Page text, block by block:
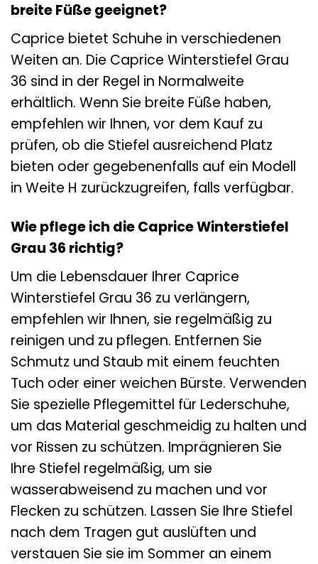
breite Füße geeignet?
Caprice bietet Schuhe in verschiedenen
Weiten an. Die Caprice Winterstiefel Grau
36 sind in der Regel in Normalweite
erhältlich. Wenn Sie breite Füße haben,
empfehlen wir Ihnen, vor dem Kauf zu
prüfen, ob die Stiefel ausreichend Platz
bieten oder gegebenenfalls auf ein Modell
in Weite H zurückzugreifen, falls verfügbar.
Wie pflege ich die Caprice Winterstiefel
Grau 36 richtig?
Um die Lebensdauer Ihrer Caprice
Winterstiefel Grau 36 zu verlängern,
empfehlen wir Ihnen, sie regelmäßig zu
reinigen und zu pflegen. Entfernen Sie
Schmutz und Staub mit einem feuchten
Tuch oder einer weichen Bürste. Verwenden
Sie spezielle Pflegemittel für Lederschuhe,
um das Material geschmeidig zu halten und
vor Rissen zu schützen. Imprägnieren Sie
Ihre Stiefel regelmäßig, um sie
wasserabweisend zu machen und vor
Flecken zu schützen. Lassen Sie Ihre Stiefel
nach dem Tragen gut auslüften und
verstauen Sie sie im Sommer an einem